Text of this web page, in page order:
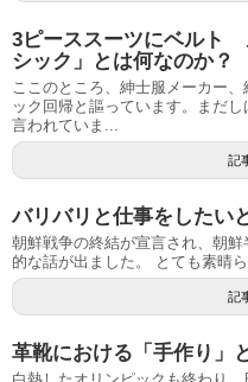
3ピーススーツにベルト
シック」とは何なのか？
ここのところ、紳士服メーカー
ック回帰と謳っています。まだ
言われていま...
記
バリバリと仕事をしたい
朝鮮戦争の終結が宣言され、朝
的な話が出ました。 とても素晴
記
革靴における「手作り」
白熱したオリンピックも終わり